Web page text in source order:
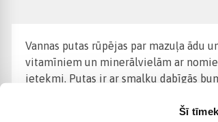
Šī
Vannas putas rūpējas par mazuļa ādu
vitamīniem un minerālvielām ar
ietekmi. Putas ir ar smalku dabīgās